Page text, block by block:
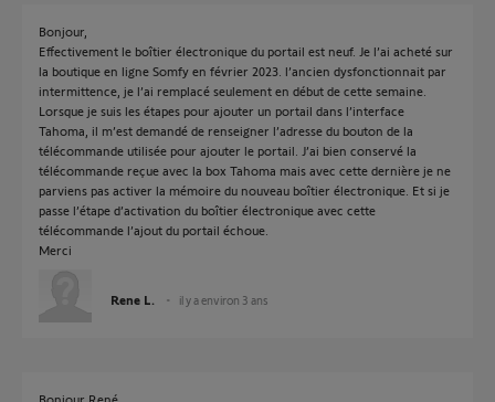
Bonjour,
Effectivement le boîtier électronique du portail est neuf. Je l’ai acheté sur
la boutique en ligne Somfy en février 2023. l’ancien dysfonctionnait par
intermittence, je l’ai remplacé seulement en début de cette semaine.
Lorsque je suis les étapes pour ajouter un portail dans l’interface
Tahoma, il m’est demandé de renseigner l’adresse du bouton de la
télécommande utilisée pour ajouter le portail. J’ai bien conservé la
télécommande reçue avec la box Tahoma mais avec cette dernière je ne
parviens pas activer la mémoire du nouveau boîtier électronique. Et si je
passe l’étape d’activation du boîtier électronique avec cette
télécommande l’ajout du portail échoue.
Merci
Rene L. il y a environ 3 ans
Bonjour René,